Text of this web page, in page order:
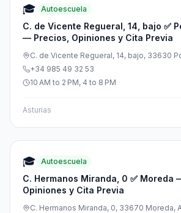
🎓 Autoescuela
C. de Vicente Regueral, 14, bajo ✅
— Precios, Opiniones y Cita Previa
C. de Vicente Regueral, 14, bajo, 33630
Asturias, España
+34 985 49 32 53
10 AM to 2 PM, 4 to 8 PM
Asturias
🎓 Autoescuela
C. Hermanos Miranda, 0 ✅ Moreda
Opiniones y Cita Previa
C. Hermanos Miranda, 0, 33670 Moreda,